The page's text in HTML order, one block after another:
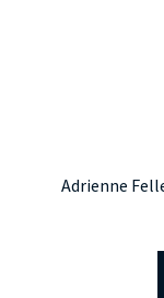
Adrienne